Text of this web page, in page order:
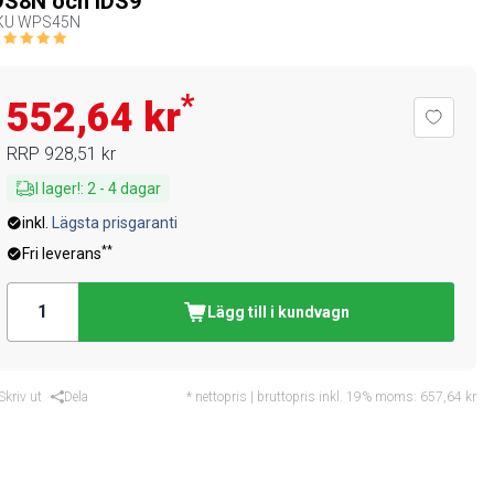
WPS45N
552,64 kr*
RRP 928,51 kr
I lager!: 2 - 4dagar
inkl.
Lägsta prisgaranti
Fri leverans**
Lägg till i kundvagn
ut Dela * nettopris | bruttopris inkl. 19% moms: 657,64 kr